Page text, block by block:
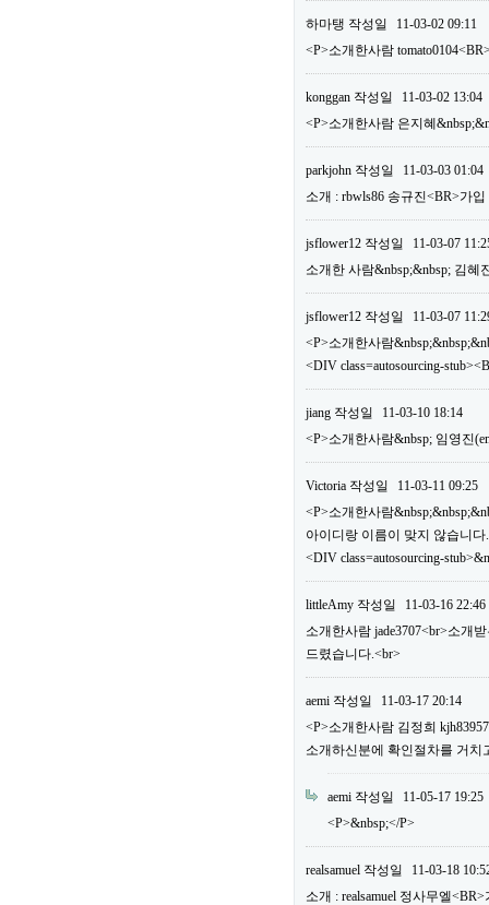
하마탱 작성일
11-03-02 09:11
<P>소개한사람
konggan 작성일
11-03-02 13:04
<P>소개한사람 은지혜
parkjohn 작성일
11-03-03 01:04
소개 : rbwls86 송규진<BR>가
jsflower12 작성일
11-03-07
소개한 사람&nbsp;&nbsp; 김혜
jsflower12 작성일
11-03-07
<P>소개한사람
<DIV class=autosourcing-
jiang 작성일
11-03-10 18:14
<P>소개한사람&nbsp; 임영진
Victoria 작성일
11-03-11 09:25
<P>소개한사람
아이디랑 이름이 맞지 않습니다.
<DIV class=autosourcing-
littleAmy 작성일
11-03-16 22:46
소개한사람 jade3707<br>소개
드렸습니다.<br>
aemi 작성일
11-03-17 20:14
<P>소개한사람 김정희
소개하신분에 확인절차를 거치
aemi 작성일
11-05-17 19:25
<P>&nbsp;</P>
realsamuel 작성일
11-03-18
소개 : realsamuel 정사무엘